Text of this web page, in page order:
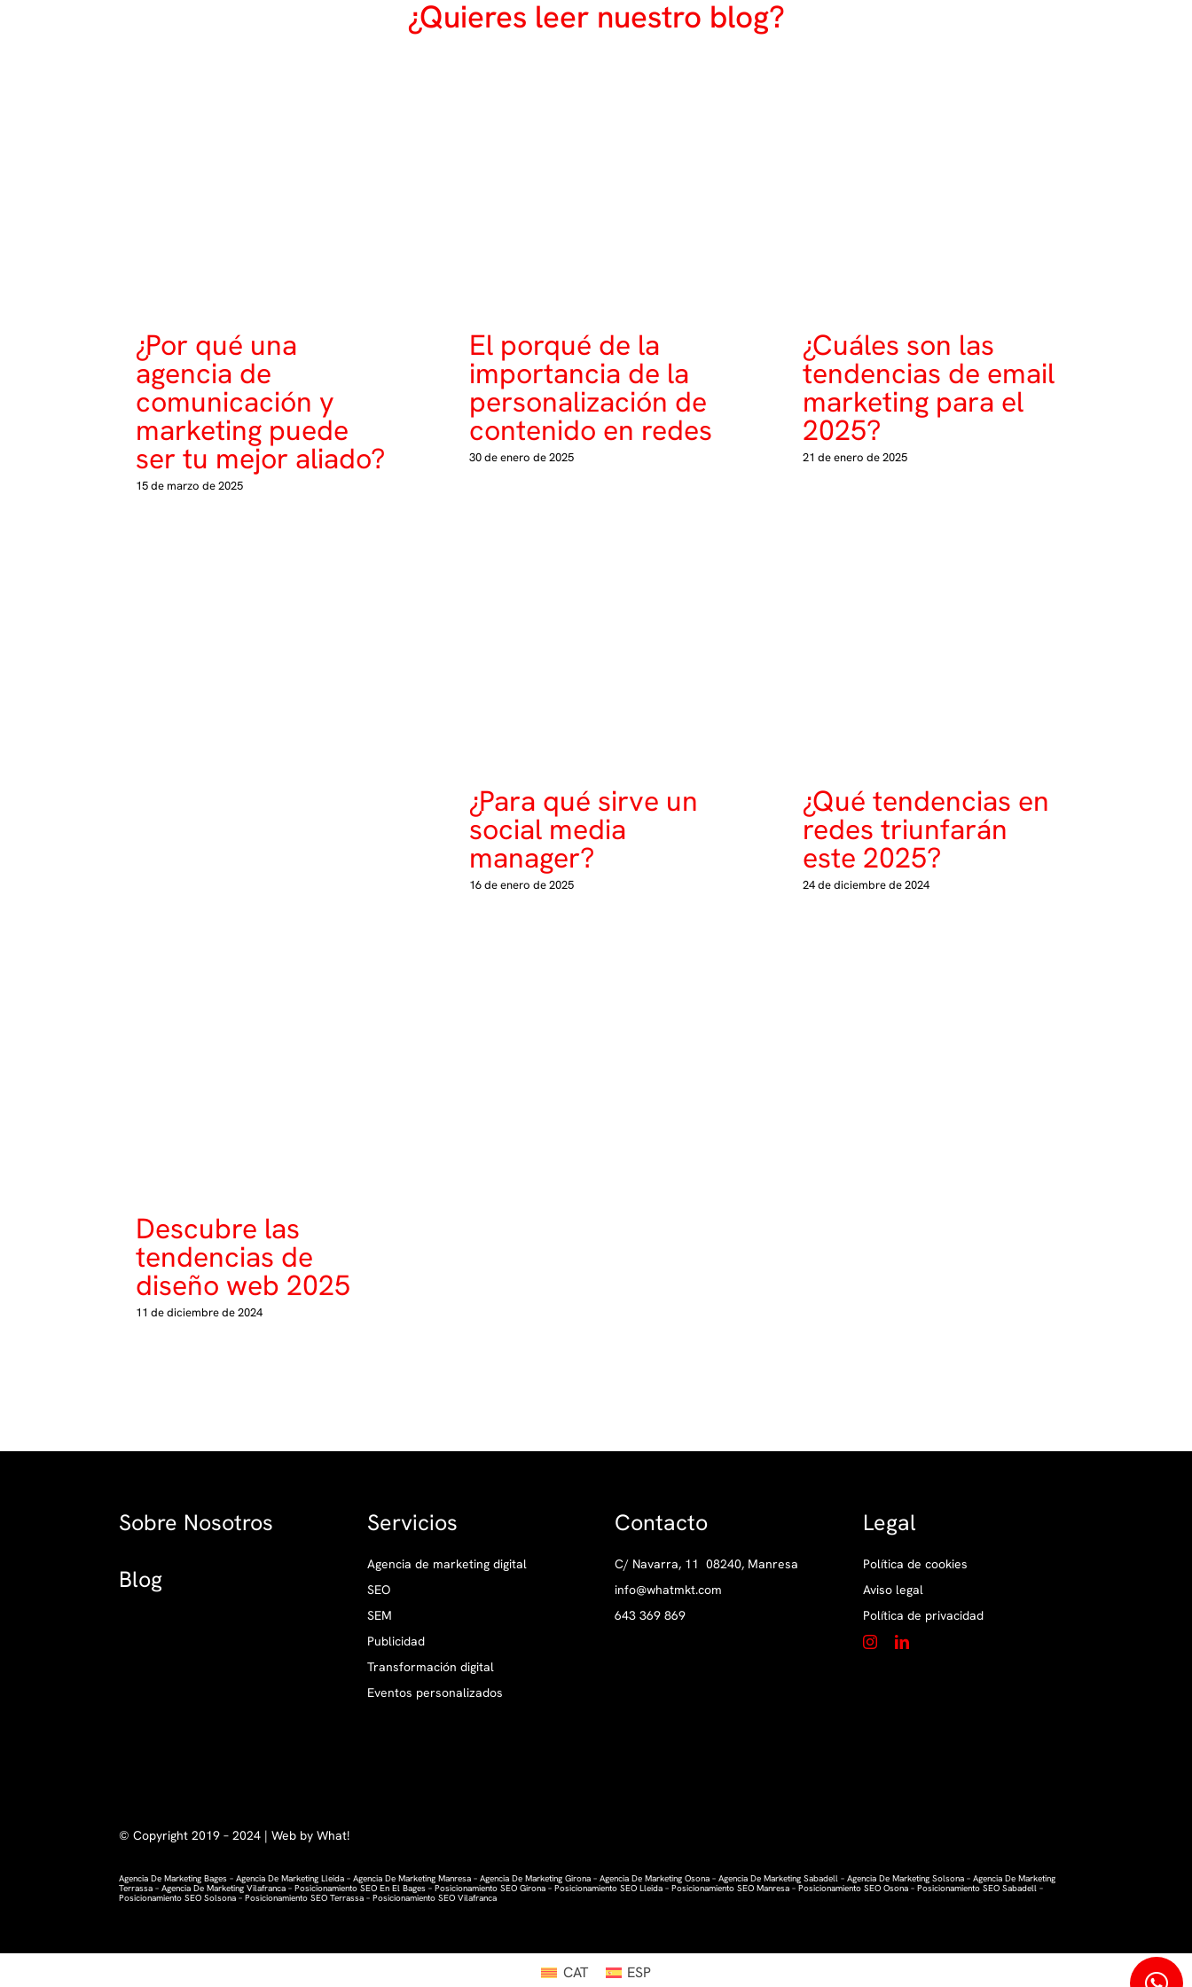
¿Quieres leer nuestro blog?
¿Por qué una
agencia de
comunicación y
marketing puede
ser tu mejor aliado?
15 de marzo de 2025
El porqué de la
importancia de la
personalización de
contenido en redes
30 de enero de 2025
¿Cuáles son las
tendencias de email
marketing para el
2025?
21 de enero de 2025
¿Para qué sirve un
social media
manager?
16 de enero de 2025
¿Qué tendencias en
redes triunfarán
este 2025?
24 de diciembre de 2024
Descubre las
tendencias de
diseño web 2025
11 de diciembre de 2024
Sobre Nosotros
Blog
Servicios
Agencia de marketing digital
SEO
SEM
Publicidad
Transformación digital
Eventos personalizados
Contacto
C/ Navarra, 11 08240, Manresa
info@whatmkt.com
643 369 869
Legal
Política de cookies
Aviso legal
Política de privacidad
© Copyright 2019 – 2024 | Web by What!
Agencia De Marketing Bages – Agencia De Marketing Lleida –Agencia De Marketing Manresa –Agencia De Marketing Girona –Agencia De Marketing Osona –Agencia De Marketing Sabadell –Agencia De Marketing Solsona –Agencia De Marketing
Terrassa –Agencia De Marketing Vilafranca –Posicionamiento SEO En El Bages –Posicionamiento SEO Girona –Posicionamiento SEO Lleida –Posicionamiento SEO Manresa –Posicionamiento SEO Osona –Posicionamiento SEO Sabadell –
Posicionamiento SEO Solsona –Posicionamiento SEO Terrassa –Posicionamiento SEO Vilafranca
CAT ESP